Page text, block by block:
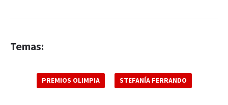
Temas:
PREMIOS OLIMPIA STEFANÍA FERRANDO